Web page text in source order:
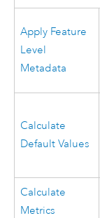
Apply Feature
Level
Metadata
Calculate
Default Values
Calculate
Metrics